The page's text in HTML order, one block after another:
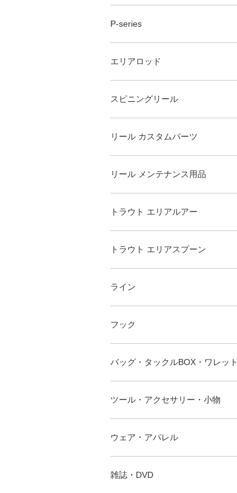
P-series
エリアロッド
スピニングリール
リール カスタムパーツ
リール メンテナンス用品
トラウト エリアルアー
トラウト エリアスプーン
ライン
フック
バッグ・タックルBOX・ワレット
ツール・アクセサリー・小物
ウェア・アパレル
雑誌・DVD